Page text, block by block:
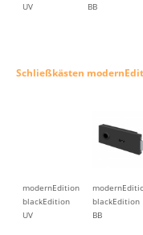
UV
BB
Schließkästen
modernEdition
blackEdition
UV
blackEdition
BB